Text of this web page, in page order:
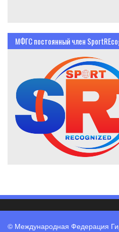
МФГС постоянный член
© Международная Федерация